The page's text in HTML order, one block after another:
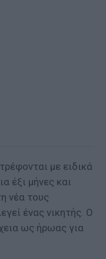
με ειδικά
έξι μήνες και
νέα τους
ένας νικητής. Ο
ως ήρωας για